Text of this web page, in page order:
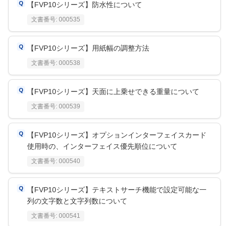
【FVP10シリーズ】防水性について
文書番号: 000535
【FVP10シリーズ】用紙幅の調整方法
文書番号: 000538
【FVP10シリーズ】天面に上乗せできる重量について
文書番号: 000539
【FVP10シリーズ】オプションインターフェイスカード
使用時の、インターフェイス優先順位について
文書番号: 000540
【FVP10シリーズ】テキストサーチ機能で設定可能な一
列の文字数と文字列数について
文書番号: 000541